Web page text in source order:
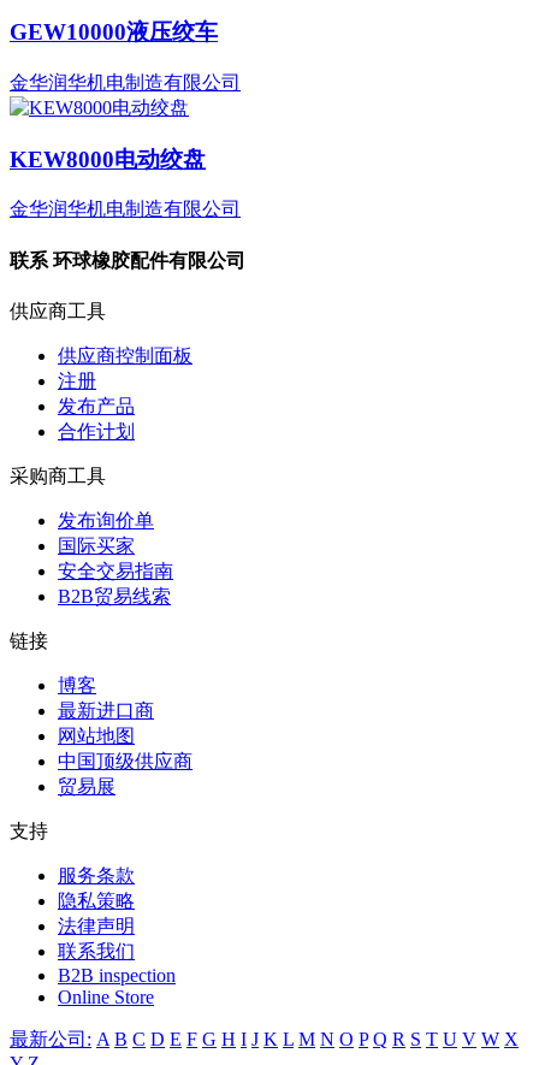
GEW10000液压绞车
金华润华机电制造有限公司
KEW8000电动绞盘
金华润华机电制造有限公司
联系 环球橡胶配件有限公司
供应商工具
供应商控制面板
注册
发布产品
合作计划
采购商工具
发布询价单
国际买家
安全交易指南
B2B贸易线索
链接
博客
最新进口商
网站地图
中国顶级供应商
贸易展
支持
服务条款
隐私策略
法律声明
联系我们
B2B inspection
Online Store
最新公司: A B C D E F G H I J K L M N O P Q R S T U V W X